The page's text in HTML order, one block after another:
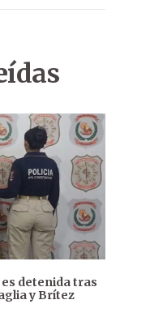
detenida tras
y Brítez